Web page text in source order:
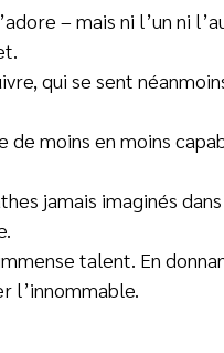
– mais ni l’un ni
qui se sent
moins en moins
jamais imaginés
talent. En
l’innommable.